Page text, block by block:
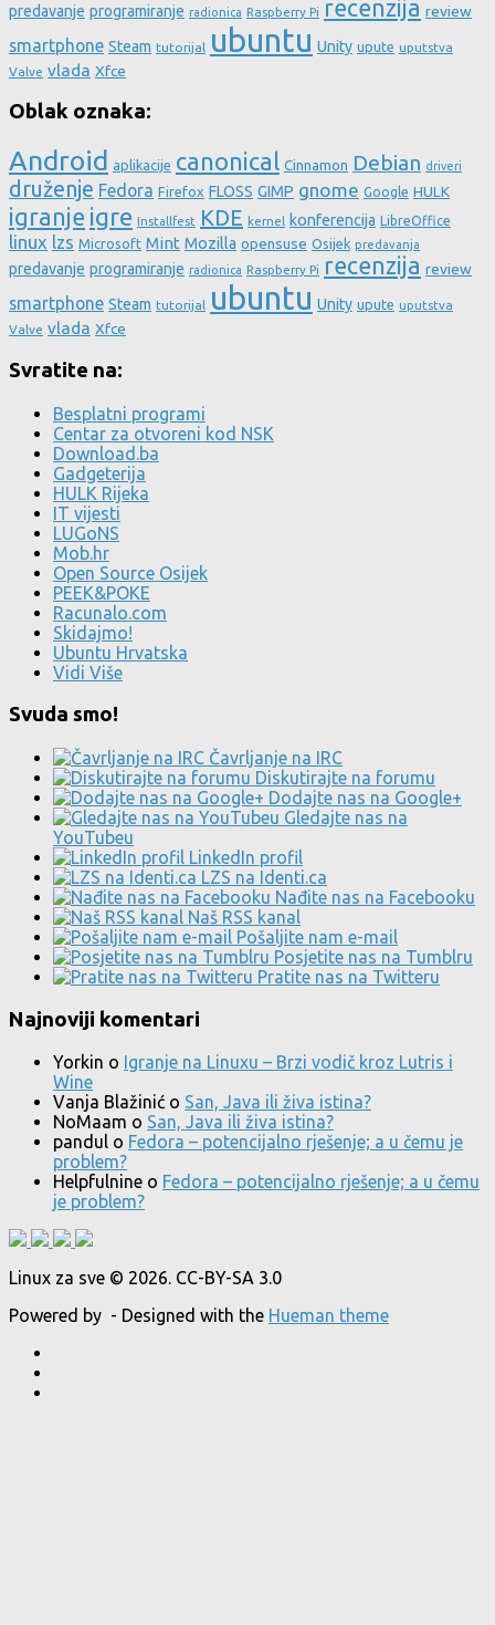
predavanje programiranje radionica Raspberry Pi recenzija review
smartphone Steam tutorijal ubuntu Unity upute uputstva
Valve vlada Xfce
Oblak oznaka:
Android aplikacije canonical Cinnamon Debian driveri
druženje Fedora Firefox FLOSS GIMP gnome Google HULK
igranje igre Installfest KDE kernel konferencija LibreOffice
linux lzs Microsoft Mint Mozilla opensuse Osijek predavanja
predavanje programiranje radionica Raspberry Pi recenzija review
smartphone Steam tutorijal ubuntu Unity upute uputstva
Valve vlada Xfce
Svratite na:
Besplatni programi
Centar za otvoreni kod NSK
Download.ba
Gadgeterija
HULK Rijeka
IT vijesti
LUGoNS
Mob.hr
Open Source Osijek
PEEK&POKE
Racunalo.com
Skidajmo!
Ubuntu Hrvatska
Vidi Više
Svuda smo!
Čavrljanje na IRC
Diskutirajte na forumu
Dodajte nas na Google+
Gledajte nas na
YouTubeu
LinkedIn profil
LZS na Identi.ca
Nađite nas na Facebooku
Naš RSS kanal
Pošaljite nam e-mail
Posjetite nas na Tumblru
Pratite nas na Twitteru
Najnoviji komentari
Yorkin o Igranje na Linuxu – Brzi vodič kroz Lutris i
Wine
Vanja Blažinić o San, Java ili živa istina?
NoMaam o San, Java ili živa istina?
pandul o Fedora – potencijalno rješenje; a u čemu je
problem?
Helpfulnine o Fedora – potencijalno rješenje; a u čemu
je problem?
Linux za sve © 2026. CC-BY-SA 3.0
Powered by - Designed with the Hueman theme